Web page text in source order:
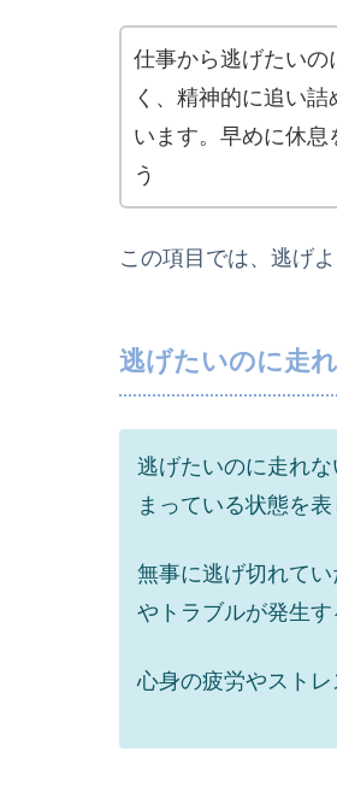
仕事から逃げたいの
く、精神的に追い
います。早めに休息
う
この項目では、逃げ
逃げたいのに走
逃げたいのに走れ
まっている状態を表
無事に逃げ切れて
やトラブルが発生す
心身の疲労やストレ